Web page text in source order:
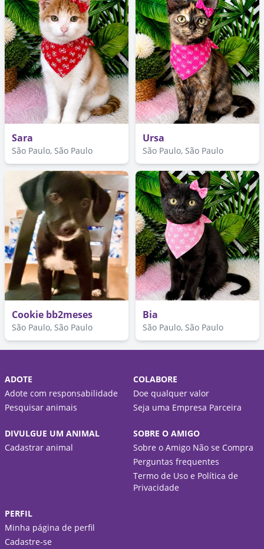
Sara
São Paulo, São Paulo
Ursa
São Paulo, São Paulo
Cookie bb2meses
São Paulo, São Paulo
Bia
São Paulo, São Paulo
ADOTE
Adote com responsabilidade
Pesquisar animais
COLABORE
Doe qualquer valor
Seja uma Empresa Parceira
DIVULGUE UM ANIMAL
Cadastrar animal
SOBRE O AMIGO
Sobre o Amigo Não se Compra
Perguntas frequentes
Termo de Uso e Política de
Privacidade
PERFIL
Minha página de perfil
Cadastre-se